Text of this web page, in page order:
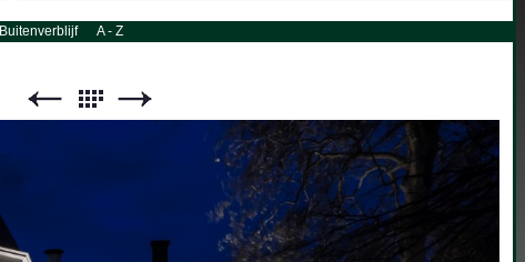
Buitenverblijf A - Z